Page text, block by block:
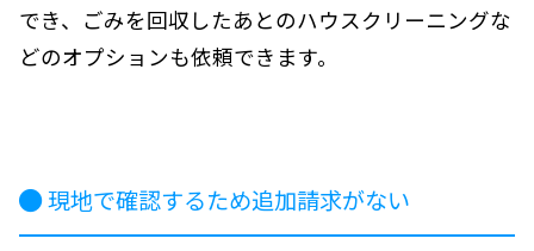
でき、ごみを回収したあとのハウスクリーニングな
どのオプションも依頼できます。
現地で確認するため追加請求がない